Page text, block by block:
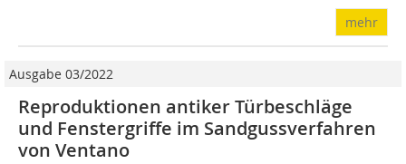
mehr
Ausgabe 03/2022
Reproduktionen antiker Türbeschläge
und Fenstergriffe im Sandgussverfahren
von Ventano